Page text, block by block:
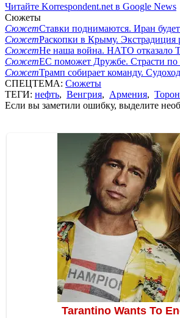
Читайте Korrespondent.net в Google News
Сюжеты
СюжетСтавки поднимаются. Иран
СюжетРаскопки в Крыму. Экстрадиция
СюжетНе наша война. НАТО отказало
СюжетЕС поможет Дружбе. Страсти по
СюжетТрамп собирает команду.
СПЕЦТЕМА: Сюжеты
ТЕГИ: нефть, Венгрия, Армения,
Если вы заметили ошибку, выделите